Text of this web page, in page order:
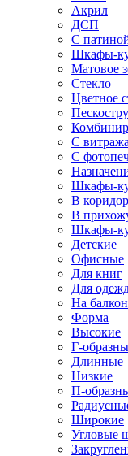
Акрил
ДСП
С
Шкафы-
Матовое
Стекло
Цветное
С
С
Шкафы-
В коридор
В
Шкафы-
Детские
Офисные
Для книг
Для
На балкон
Форма
Высокие
Г-
Длинные
Низкие
П-
Широкие
Угловые